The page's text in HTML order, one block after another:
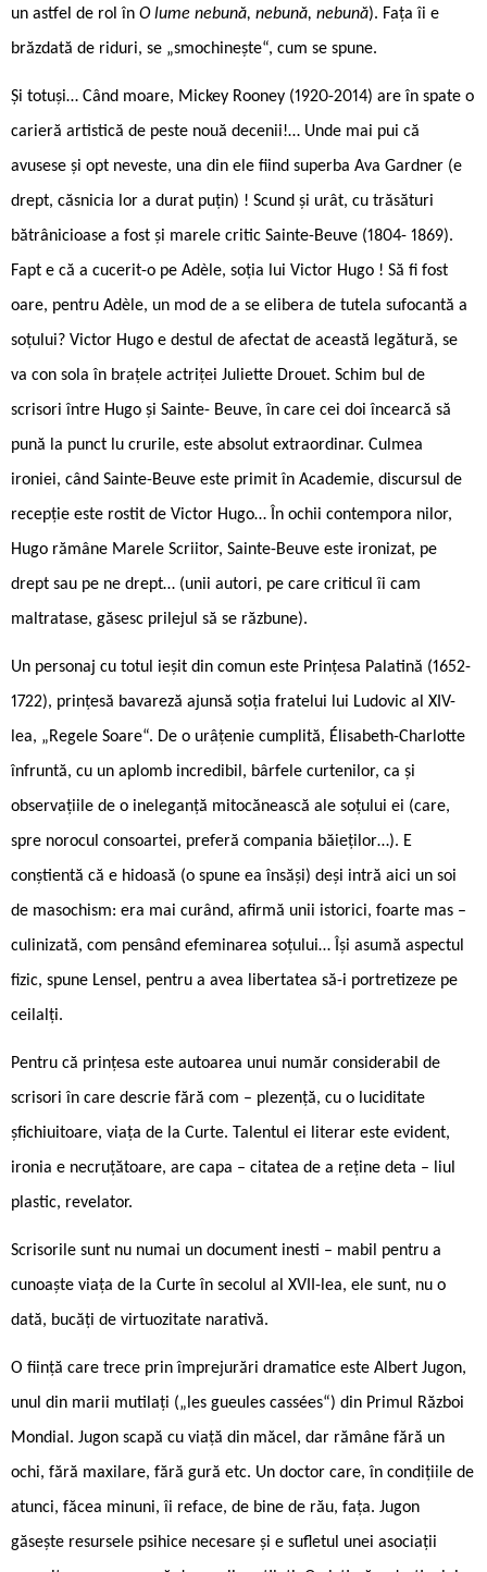
un astfel de rol în O lume nebună, nebună, nebună). Fața îi e
brăzdată de riduri, se „smochinește“, cum se spune.
Și totuși… Când moare, Mickey Rooney (1920-2014) are în spate o
carieră artistică de peste nouă decenii!… Unde mai pui că
avusese și opt neveste, una din ele fiind superba Ava Gardner (e
drept, căsnicia lor a durat puțin) ! Scund și urât, cu trăsături
bătrânicioase a fost și marele critic Sainte-Beuve (1804- 1869).
Fapt e că a cucerit-o pe Adèle, soția lui Victor Hugo ! Să fi fost
oare, pentru Adèle, un mod de a se elibera de tutela sufocantă a
soțului? Victor Hugo e destul de afectat de această legătură, se
va con sola în brațele actriței Juliette Drouet. Schim bul de
scrisori între Hugo și Sainte- Beuve, în care cei doi încearcă să
pună la punct lu crurile, este absolut extraordinar. Culmea
ironiei, când Sainte-Beuve este primit în Academie, discursul de
recepție este rostit de Victor Hugo… În ochii contempora nilor,
Hugo rămâne Marele Scriitor, Sainte-Beuve este ironizat, pe
drept sau pe ne drept… (unii autori, pe care criticul îi cam
maltratase, găsesc prilejul să se răzbune).
Un personaj cu totul ieșit din comun este Prințesa Palatină (1652-
1722), prințesă bavareză ajunsă soția fratelui lui Ludovic al XIV-
lea, „Regele Soare“. De o urâțenie cumplită, Élisabeth-Charlotte
înfruntă, cu un aplomb incredibil, bârfele curtenilor, ca și
observațiile de o ineleganță mitocănească ale soțului ei (care,
spre norocul consoartei, preferă compania băieților…). E
conștientă că e hidoasă (o spune ea însăși) deși intră aici un soi
de masochism: era mai curând, afirmă unii istorici, foarte mas –
culinizată, com pensând efeminarea soțului… Își asumă aspectul
fizic, spune Lensel, pentru a avea libertatea să-i portretizeze pe
ceilalți.
Pentru că prințesa este autoarea unui număr considerabil de
scrisori în care descrie fără com – plezență, cu o luciditate
șfichiuitoare, viața de la Curte. Talentul ei literar este evident,
ironia e necruțătoare, are capa – citatea de a reține deta – liul
plastic, revelator.
Scrisorile sunt nu numai un document inesti – mabil pentru a
cunoaște viața de la Curte în secolul al XVII-lea, ele sunt, nu o
dată, bucăți de virtuozitate narativă.
O ființă care trece prin împrejurări dramatice este Albert Jugon,
unul din marii mutilați („les gueules cassées“) din Primul Război
Mondial. Jugon scapă cu viață din măcel, dar rămâne fără un
ochi, fără maxilare, fără gură etc. Un doctor care, în condițiile de
atunci, făcea minuni, îi reface, de bine de rău, fața. Jugon
găsește resursele psihice necesare și e sufletul unei asociații